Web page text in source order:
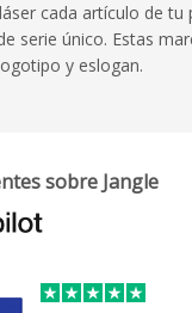
cada artículo de tu
serie único. Estas
y eslogan.
sobre Jangle